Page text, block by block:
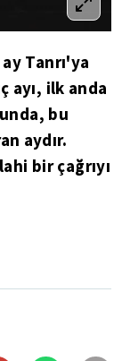
Tanrı'ya
ayı, ilk anda
bu
aydır.
bir çağrıyı